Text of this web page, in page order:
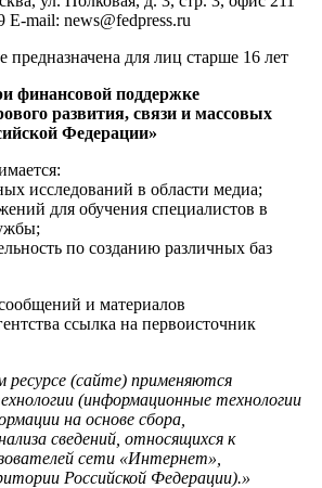
E-mail: news@fedpress.ru
для лиц старше 16 лет
финансовой поддержке
развития, связи и массовых
Федерации»
исследований в области медиа;
для обучения специалистов в
по созданию различных баз
и материалов
ссылка на первоисточник
ресурсе (сайте) применяются
(информационные технологии
на основе сбора,
сведений, относящихся к
сети «Интернет»,
Российской Федерации).»